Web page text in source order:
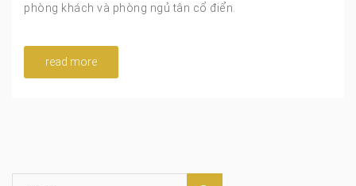
phòng khách và phòng ngủ tân cổ điển.
read more